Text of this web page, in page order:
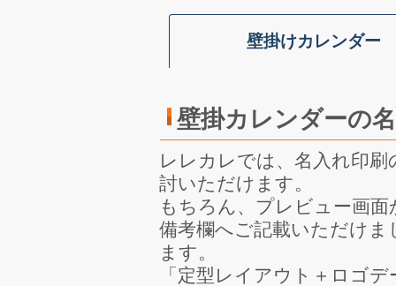
壁掛けカレンダー
壁掛カレンダーの
レレカレでは、名入れ印
討いただけます。
もちろん、プレビュー画
備考欄へご記載いただけ
ます。
「定型レイアウト＋ロゴ